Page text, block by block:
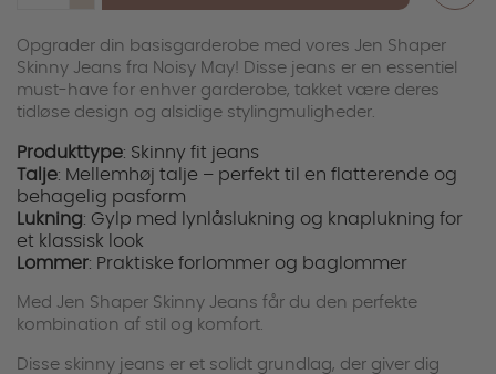
Opgrader din basisgarderobe med vores Jen Shaper
Skinny Jeans fra Noisy May! Disse jeans er en essentiel
must-have for enhver garderobe, takket være deres
tidløse design og alsidige stylingmuligheder.
Produkttype: Skinny fit jeans
Talje: Mellemhøj talje – perfekt til en flatterende og
behagelig pasform
Lukning: Gylp med lynlåslukning og knaplukning for
et klassisk look
Lommer: Praktiske forlommer og baglommer
Med Jen Shaper Skinny Jeans får du den perfekte
kombination af stil og komfort.
Disse skinny jeans er et solidt grundlag, der giver dig